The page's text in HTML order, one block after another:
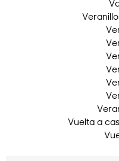
Vuelta a